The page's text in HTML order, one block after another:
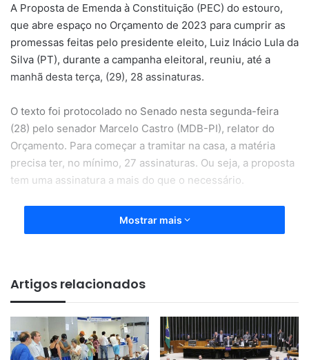
A Proposta de Emenda à Constituição (PEC) do estouro,
que abre espaço no Orçamento de 2023 para cumprir as
promessas feitas pelo presidente eleito, Luiz Inácio Lula da
Silva (PT), durante a campanha eleitoral, reuniu, até a
manhã desta terça, (29), 28 assinaturas.
O texto foi protocolado no Senado nesta segunda-feira
(28) pelo senador Marcelo Castro (MDB-PI), relator do
Orçamento. Para começar a tramitar na casa, a matéria
precisa ter, no mínimo, 27 assinaturas. Ou seja, a proposta
tem uma assinatura a mais do que o necessário.
Assinam a PEC os seguintes senadores: Marcelo Castro
(MDB-PI), Alexandre Silveira (PSD-MG), Jean Paul Prates
Fabiano Contarato (PT-ES), Flávio Arns (Podemos-PR),
Telmário Mota (PROS-RR), Randolfe Rodrigues (Rede-AP),
Humberto Costa (PT-PE), Eliziane Gama (Cidadania-MA),
Carlos Fávaro (PSD-MT), Veneziano Vital do Rêgo (MDB-
PB), Paulo Rocha (PT-PA), Jader Barbalho (MDB-PA),
Mostrar mais
Artigos relacionados